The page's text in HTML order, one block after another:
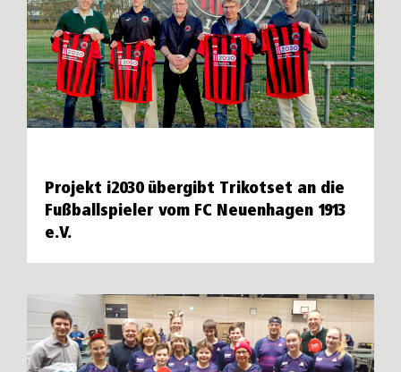
Projekt i2030 übergibt Trikotset an die
Fußballspieler vom FC Neuenhagen 1913
e.V.